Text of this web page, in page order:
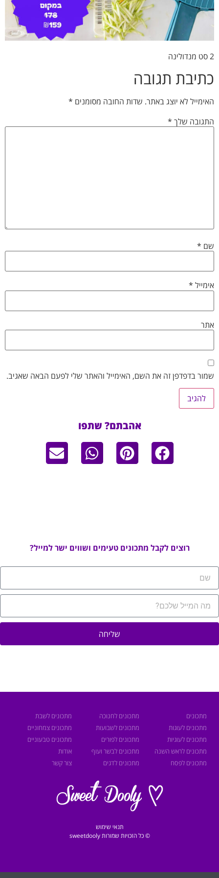
2 סט מנדולינה
כתיבת תגובה
האימייל לא יוצג באתר. שדות החובה מסומנים *
התגובה שלך*
שם *
אימייל*
אתר
שמור בדפדפן זה את השם, האימייל והאתר שלי לפעם הבאה שאגיב.
אהבתם? שתפו
רוצים לקבל מתכונים טעימים ושווים ישר למייל?
שליחה
מתכונים
מתכונים לעוגות
מתכונים לעוגיות
מתכונים לראש השנה
מתכונים לפסח
מתכונים לחנוכה
מתכונים לשבועות
מתכונים לפורים
מתכונים לבשר ועוף
מתכונים לדגים
מתכונים לשבת
מתכונים צמחוניים
מתכונים טבעוניים
אודות
צור קשר
תנאי שימוש
© כל הזכויות שמורות sweetdooly